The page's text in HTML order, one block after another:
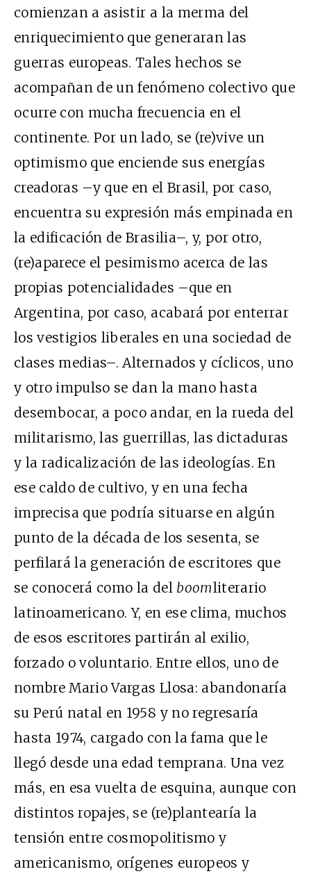
comienzan a asistir a la merma del
enriquecimiento que generaran las
guerras europeas. Tales hechos se
acompañan de un fenómeno colectivo que
ocurre con mucha frecuencia en el
continente. Por un lado, se (re)vive un
optimismo que enciende sus energías
creadoras –y que en el Brasil, por caso,
encuentra su expresión más empinada en
la edificación de Brasilia–, y, por otro,
(re)aparece el pesimismo acerca de las
propias potencialidades –que en
Argentina, por caso, acabará por enterrar
los vestigios liberales en una sociedad de
clases medias–. Alternados y cíclicos, uno
y otro impulso se dan la mano hasta
desembocar, a poco andar, en la rueda del
militarismo, las guerrillas, las dictaduras
y la radicalización de las ideologías. En
ese caldo de cultivo, y en una fecha
imprecisa que podría situarse en algún
punto de la década de los sesenta, se
perfilará la generación de escritores que
se conocerá como la del boomliterario
latinoamericano. Y, en ese clima, muchos
de esos escritores partirán al exilio,
forzado o voluntario. Entre ellos, uno de
nombre Mario Vargas Llosa: abandonaría
su Perú natal en 1958 y no regresaría
hasta 1974, cargado con la fama que le
llegó desde una edad temprana. Una vez
más, en esa vuelta de esquina, aunque con
distintos ropajes, se (re)plantearía la
tensión entre cosmopolitismo y
americanismo, orígenes europeos y